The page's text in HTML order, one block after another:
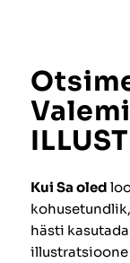
Kui Sa oled
hästi
illustratsioone